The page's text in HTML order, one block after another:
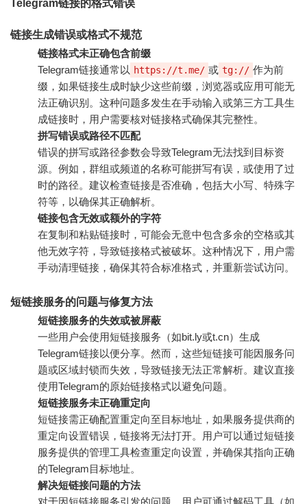
Telegram链接的格式错误
链接生成错误或格式不规范
链接格式未正确包含前缀
Telegram链接通常以 https://t.me/ 或 tg:// 作为前
缀，如果链接生成时缺少这些前缀，浏览器或应用可能无
法正确识别。这种问题多发生在手动输入或第三方工具生
成链接时，用户需要核对链接格式确保其完整性。
拼写错误或路径不匹配
错误的拼写或路径参数会导致Telegram无法找到目标资
源。例如，群组或频道的名称可能拼写有误，或使用了过
时的路径。建议检查链接是否准确，包括大小写、特殊字
符等，以确保其正确解析。
链接包含无效或额外的字符
在复制和粘贴链接时，可能会无意中包含多余的空格或其
他无效字符，导致链接格式被破坏。这种情况下，用户需
手动清理链接，确保其符合标准格式，并重新尝试访问。
短链接服务的问题与修复方法
短链接服务的失效或被屏蔽
一些用户会使用短链接服务（如bit.ly或t.cn）生成
Telegram链接以便分享。然而，这些短链接可能因服务问
题或区域封锁而失效，导致链接无法正常解析。建议直接
使用Telegram的原始链接格式以避免问题。
短链接服务未正确重定向
短链接需正确配置重定向至目标地址，如果服务提供商的
重定向设置错误，链接将无法打开。用户可以通过短链接
服务提供的管理工具检查重定向设置，并确保其指向正确
的Telegram目标地址。
解决短链接问题的方法
对于因短链接服务引发的问题，用户可通过解码工具（如